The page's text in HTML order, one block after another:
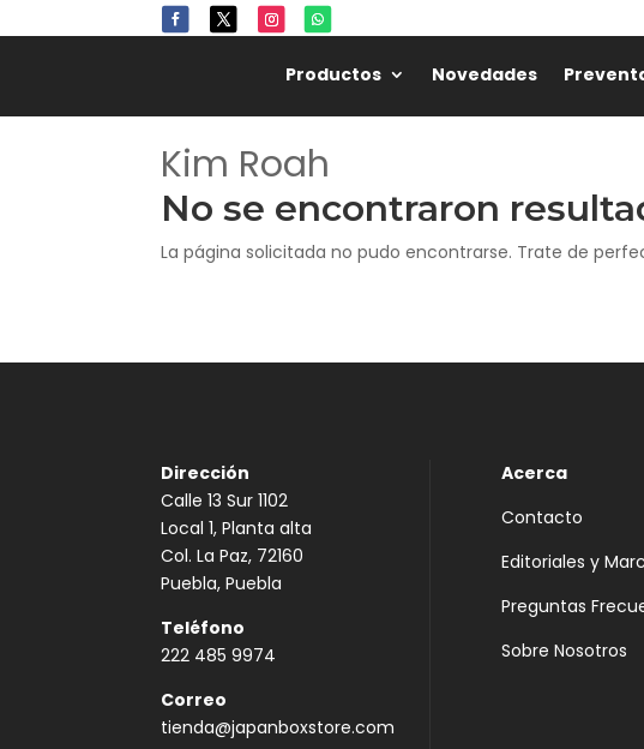
Productos Novedades
Kim Roah
No se encontraron
La página solicitada no pudo encontrarse. Trate de
Dirección
Calle 13 Sur 1102
Local 1, Planta alta
Col. La Paz, 72160
Puebla, Puebla
Teléfono
222 485 9974
Correo
tienda@japanboxstore.com
Acerca
Contacto
Editoriales y
Preguntas
Sobre Nosotros
✨